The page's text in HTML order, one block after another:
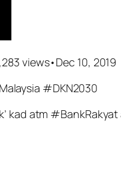
views•Dec 10, 2019
#DKN2030
kad atm